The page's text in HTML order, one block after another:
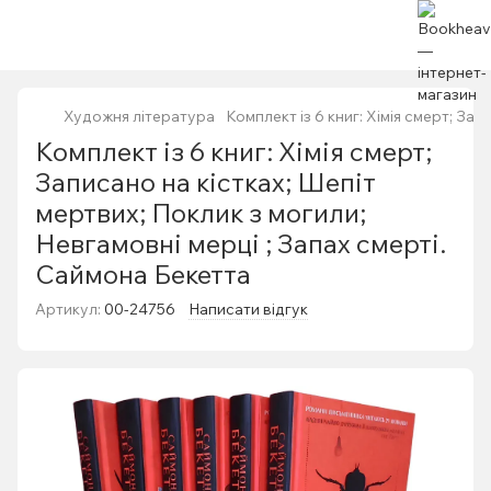
Художня література Комплект із 6 книг: Хімія смерт;
Комплект із 6 книг: Хімія смерт;
Записано на кістках; Шепіт
мертвих; Поклик з могили;
Невгамовні мерці ; Запах смерті.
Саймона Бекетта
Артикул: 00-24756 Написати відгук